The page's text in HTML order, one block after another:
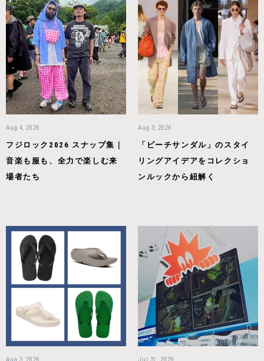
Aug 4, 2026
フジロック2026 スナップ集｜
音楽も服も、全力で楽しむ来
場者たち
Aug 3, 2026
「ビーチサンダル」のスタイ
リングアイデアをコレクショ
ンルックから紐解く
Aug 3, 2026 Jul 31, 2026